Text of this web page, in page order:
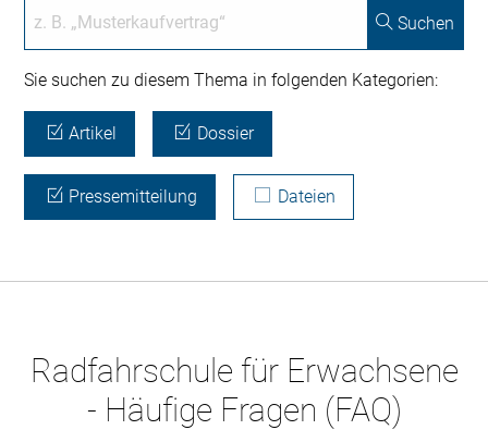
Suchen
Sie suchen zu diesem Thema in folgenden Kategorien:
Artikel Dossier
Pressemitteilung Dateien
Radfahrschule für Erwachsene
- Häufige Fragen (FAQ)